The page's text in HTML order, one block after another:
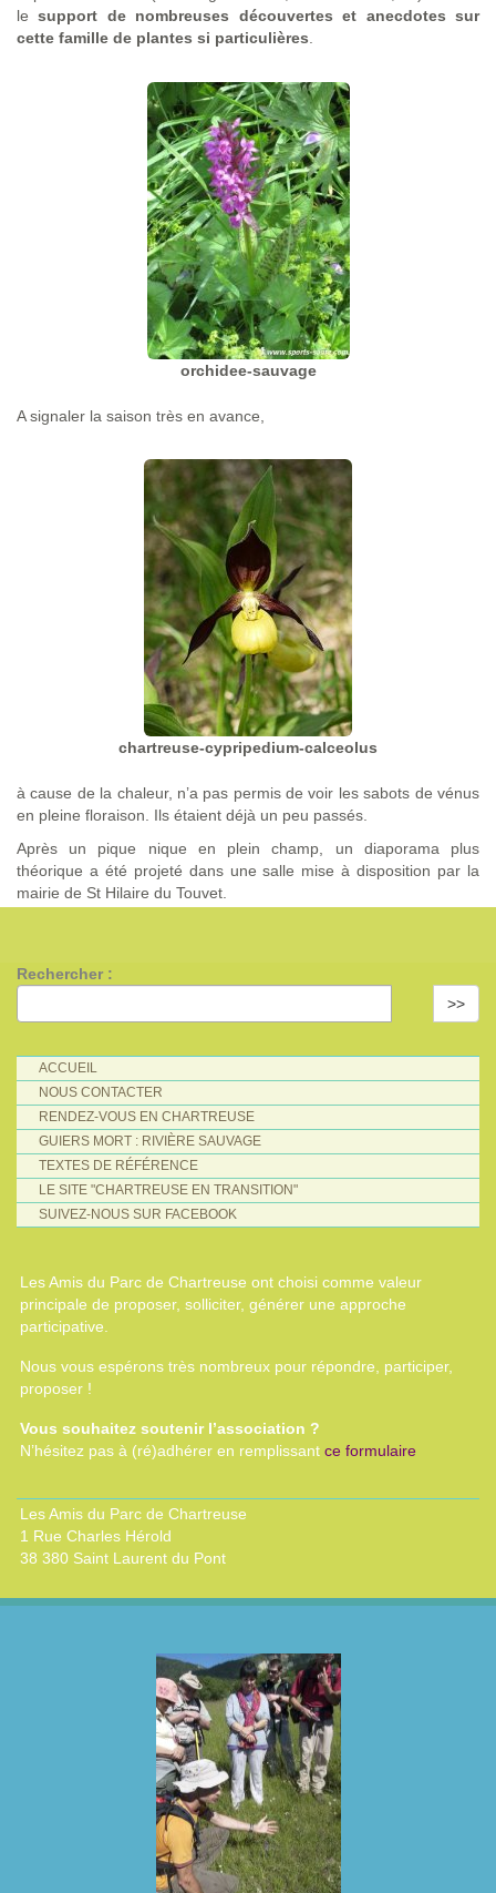
lesupport de nombreuses découvertes et anecdotes sur
cette famille de plantes si particulières.
orchidee-sauvage
A signaler la saison très en avance,
chartreuse-cypripedium-calceolus
à cause de la chaleur, n’a pas permis de voir les sabots de vénus
en pleine floraison. Ils étaient déjà un peu passés.
Après un pique nique en plein champ, un diaporama plus
théorique a été projeté dans une salle mise à disposition par la
mairie de St Hilaire du Touvet.
Rechercher :
>>
ACCUEIL
NOUS CONTACTER
RENDEZ-VOUS EN CHARTREUSE
GUIERS MORT : RIVIÈRE SAUVAGE
TEXTES DE RÉFÉRENCE
LE SITE "CHARTREUSE EN TRANSITION"
SUIVEZ-NOUS SUR FACEBOOK
Les Amis du Parc de Chartreuse ont choisi comme valeur
principale de proposer, solliciter, générer une approche
participative.
Nous vous espérons très nombreux pour répondre, participer,
proposer !
Vous souhaitez soutenir l’association ?
N’hésitez pas à (ré)adhérer en remplissant ce formulaire
Les Amis du Parc de Chartreuse
1 Rue Charles Hérold
38 380 Saint Laurent du Pont